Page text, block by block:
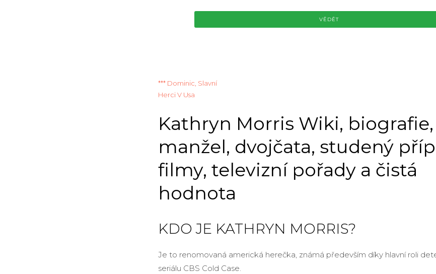
VĚDĚT
*** Dominic, Slavní
Herci V Usa
Kathryn Morris Wiki, biografie,
manžel, dvojčata, studený
filmy, televizní pořady a čistá
hodnota
KDO JE KATHRYN MORRIS?
Je to renomovaná americká herečka, známá především díky hlavní roli
seriálu CBS Cold Case.